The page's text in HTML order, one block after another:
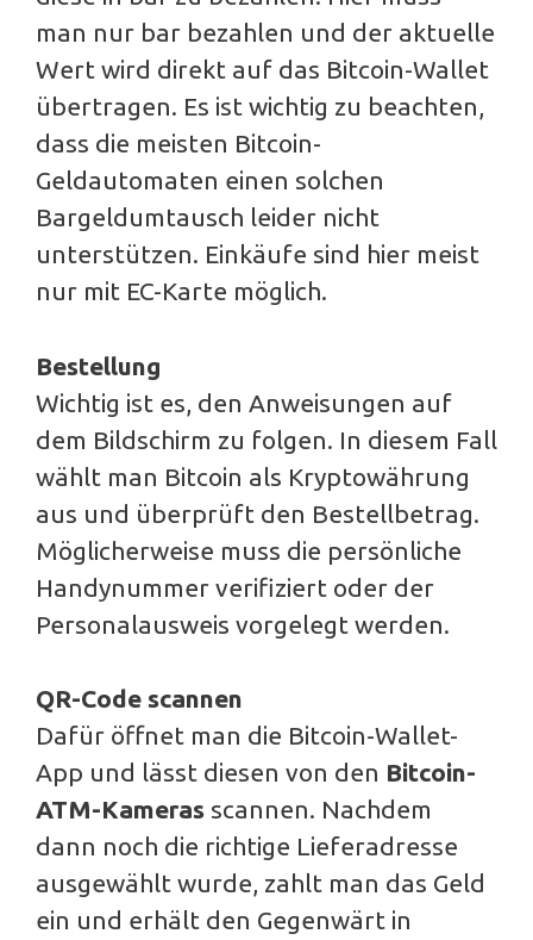
man nur bar bezahlen und der aktuelle
Wert wird direkt auf das Bitcoin-Wallet
übertragen. Es ist wichtig zu beachten,
dass die meisten Bitcoin-
Geldautomaten einen solchen
Bargeldumtausch leider nicht
unterstützen. Einkäufe sind hier meist
nur mit EC-Karte möglich.
Bestellung
Wichtig ist es, den Anweisungen auf
dem Bildschirm zu folgen. In diesem Fall
wählt man Bitcoin als Kryptowährung
aus und überprüft den Bestellbetrag.
Möglicherweise muss die persönliche
Handynummer verifiziert oder der
Personalausweis vorgelegt werden.
QR-Code scannen
Dafür öffnet man die Bitcoin-Wallet-
App und lässt diesen von den Bitcoin-
ATM-Kameras scannen. Nachdem
dann noch die richtige Lieferadresse
ausgewählt wurde, zahlt man das Geld
ein und erhält den Gegenwärt in